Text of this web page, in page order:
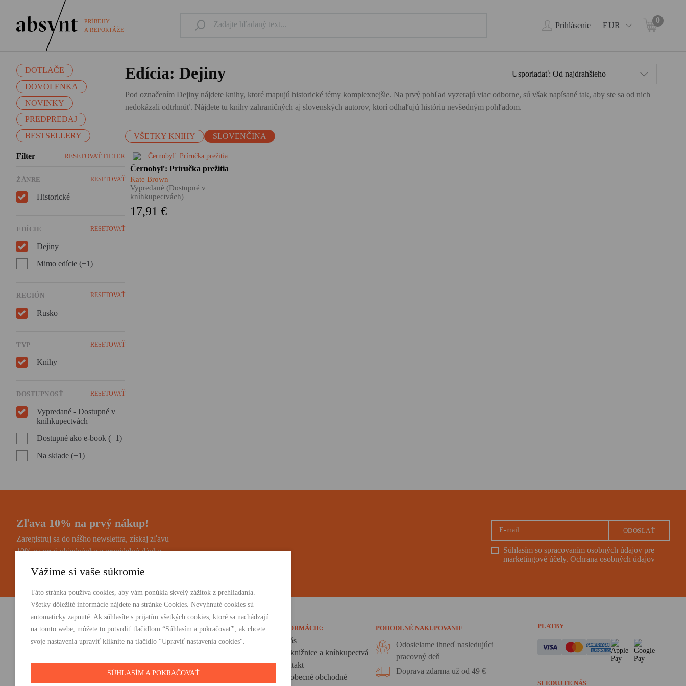
PRÍBEHY
A REPORTÁŽE
Prihlásenie EUR
0
DOTLAČE
DOVOLENKA
NOVINKY
PREDPREDAJ
BESTSELLERY
Filter RESETOVAŤ FILTER
ŽÁNRE RESETOVAŤ
Historické
EDÍCIE RESETOVAŤ
Dejiny
Mimo edície (+1)
REGIÓN RESETOVAŤ
Rusko
TYP RESETOVAŤ
Knihy
DOSTUPNOSŤ RESETOVAŤ
Vypredané - Dostupné v
kníhkupectvách
Dostupné ako e-book (+1)
Na sklade (+1)
Edícia: Dejiny
Pod označením Dejiny nájdete knihy, ktoré mapujú historické témy komplexnejšie. Na prvý pohľad vyzerajú viac odborne, sú však napísané tak, aby ste sa od nich
nedokázali odtrhnúť. Nájdete tu knihy zahraničných aj slovenských autorov, ktorí odhaľujú históriu nevšedným pohľadom.
VŠETKY KNIHY SLOVENČINA
Usporiadať: Od najdrahšieho
Monumentálna kniha o
černobyľskej jadrovej
katastrofe. Príbeh explózie,
ktorá zmenila svet a oči celej
planéty upriamila na jedno
dovtedy celkom bezvýznamné
Černobyľ: Príručka prežitia
Kate Brown
Vypredané (Dostupné v
kníhkupectvách)
17,91 €
Zľava 10% na prvý nákup!
Zaregistruj sa do nášho newslettra, získaj zľavu
10% na prvú objednávku a pravidelnú dávku
Súhlasím so spracovaním osobných údajov pre
marketingové účely. Ochrana osobných údajov
ODOSLAŤ
Vydavateľstvo Absynt s.r.o.
Suvorovova 2683/30C, 010 01 Žilina
PRODUKTY:
Knihy
Darčeky
INFORMÁCIE:
O nás
Pre knižnice a kníhkupectvá
Kontakt
Všeobecné obchodné
POHODLNÉ NAKUPOVANIE
Odosielame ihneď nasledujúci
pracovný deň
Doprava zdarma už od 49 €
PLATBY
SLEDUJTE NÁS
Vážime si vaše súkromie
Táto stránka používa cookies, aby vám ponúkla skvelý zážitok z prehliadania.
Všetky dôležité informácie nájdete na stránke Cookies. Nevyhnuté cookies sú
automaticky zapnuté. Ak súhlasíte s prijatím všetkých cookies, ktoré sa nachádzajú
na tomto webe, môžete to potvrdiť tlačidlom “Súhlasím a pokračovať", ak chcete
svoje nastavenia upraviť kliknite na tlačidlo “Upraviť nastavenia cookies".
SÚHLASÍM A POKRAČOVAŤ